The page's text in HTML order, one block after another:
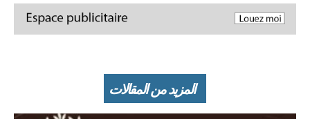
المزيد من المقالات